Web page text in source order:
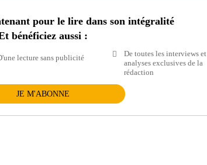
pour le lire dans son intégralité
bénéficiez aussi :
lecture sans publicité
De toutes les interviews et
analyses exclusives de la
rédaction
JE M'ABONNE